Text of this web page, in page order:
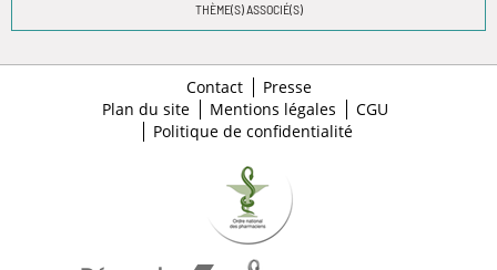
THÈME(S) ASSOCIÉ(S)
Contact
Presse
Plan du site
Mentions légales
CGU
Politique de confidentialité